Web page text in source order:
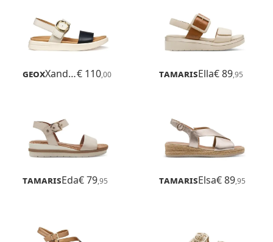
Geox Xand 2s€ 110,00 TamarisElla€ 89,95
TamarisEda€ 79,95 TamarisElsa€ 89,95